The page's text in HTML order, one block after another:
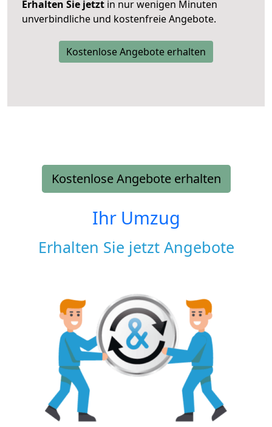
Erhalten Sie jetzt in nur wenigen Minuten
unverbindliche und kostenfreie Angebote.
Kostenlose Angebote erhalten
Kostenlose Angebote erhalten
Ihr Umzug
Erhalten Sie jetzt Angebote